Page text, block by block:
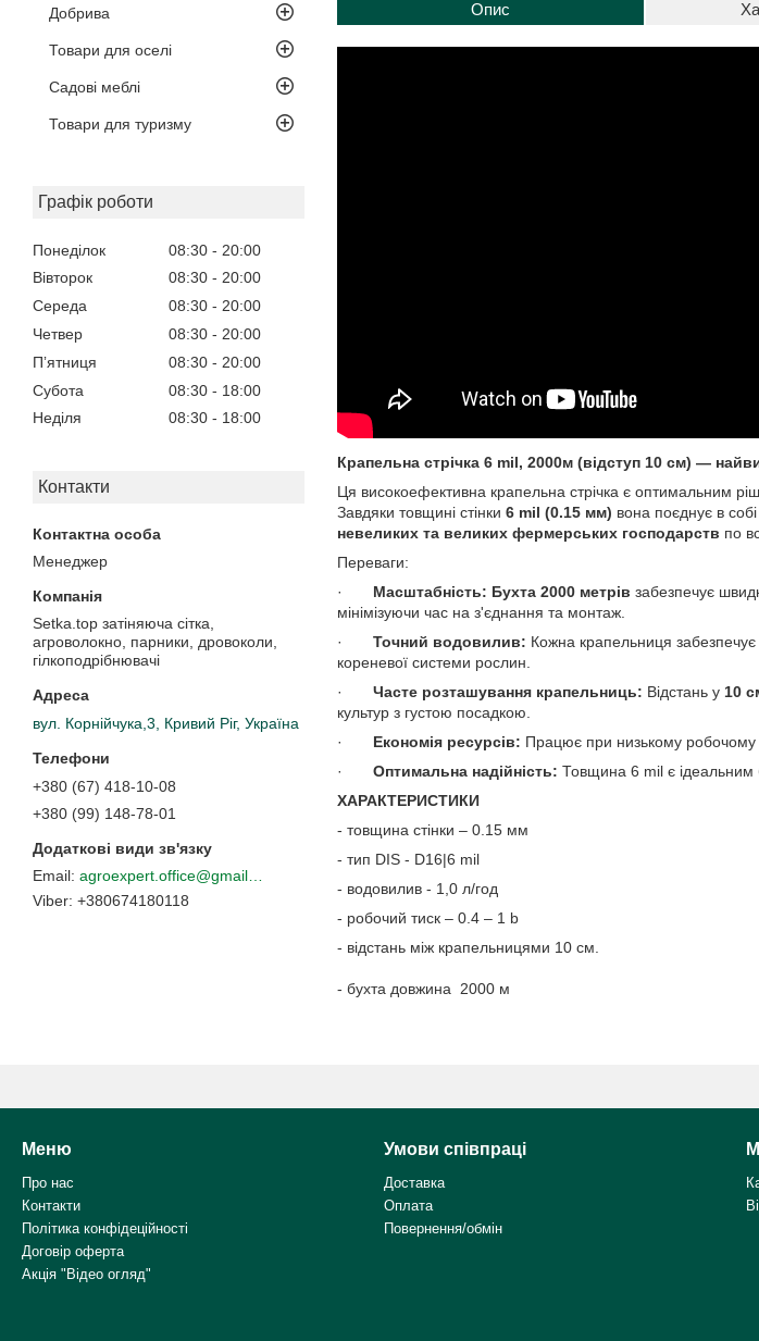
Добрива
Товари для оселі
Садові меблі
Товари для туризму
Графік роботи
Понеділок 08:30
20:00
Вівторок
08:30
20:00
Середа
08:30
20:00
Четвер
08:30
20:00
Пʼятниця
08:30
20:00
Субота
08:30
18:00
Неділя
08:30 18:00
Контакти
Менеджер
Setka.top затіняюча сітка,
агроволокно, парники, дровоколи,
гілкоподрібнювачі
вул. Корнійчука,3, Кривий Ріг, Україна
+380 (67) 418-10-08
+380 (99) 148-78-01
+380674180118
Опис
Крапельна стрічка 6 mil, 2000м (відступ 10 см) —
Ця високоефективна крапельна стрічка є оптимальним
Завдяки товщині стінки 6 mil (0.15 мм) вона поєднує в
невеликих та великих фермерських господарств по
Переваги:
· Масштабність: Бухта 2000 метрів забезпечує
мінімізуючи час на з'єднання та монтаж.
· Точний водовилив: Кожна крапельниця забезпечує
кореневої системи рослин.
· Часте розташування крапельниць: Відстань у 10
культур з густою посадкою.
· Економія ресурсів: Працює при низькому робочому
· Оптимальна надійність: Товщина 6 mil є ідеальним
ХАРАКТЕРИСТИКИ
- товщина стінки – 0.15 мм
- тип DIS - D16|6 mil
- водовилив - 1,0 л/год
- робочий тиск – 0.4 – 1 b
- відстань між крапельницями 10 см.
- бухта довжина 2000 м
Меню
Про нас
Контакти
Політика конфідеційності
Договір оферта
Акція "Відео огляд"
Умови співпраці
Доставка
Оплата
Повернення/обмін